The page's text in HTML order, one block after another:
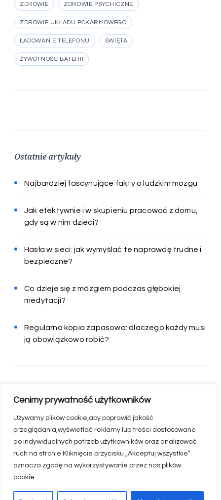
Cenimy prywatność użytkowników
Używamy plików cookie,aby poprawić jakość
przeglądania,wyświetlać reklamy lub treści dostosowane
do indywidualnych potrzeb użytkowników oraz analizować
ruch na stronie.Kliknięcie przycisku „Akceptuj wszystkie”
oznacza zgodę na wykorzystywanie przez nas plików
cookie.
ZDROWIE ZDROWIE PSYCHICZNE
ZDROWIE UKŁADU POKARMOWEGO
ŁADOWANIE TELEFONU ŚWIĘTA
ŻYWOTNOŚĆ BATERII
Ostatnie artykuły
Najbardziej fascynujące fakty o ludzkim mózgu
Jak efektywnie i w skupieniu pracować z domu,
gdy są w nim dzieci?
Hasła w sieci: jak wymyślać te naprawdę trudne i
bezpieczne?
Co dzieje się z mózgiem podczas głębokiej
medytacji?
Regularna kopia zapasowa: dlaczego każdy musi
ją obowiązkowo robić?
© appserwis.pl
Strona główna E-mail maks@appserwis.pl